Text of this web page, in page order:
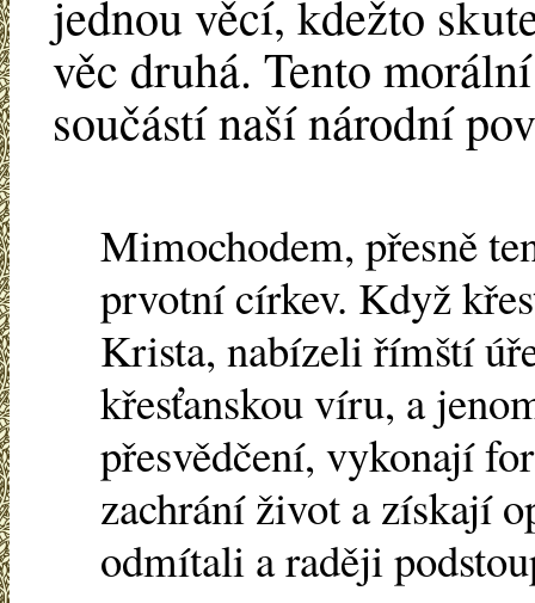
jednou věcí, kdežto
věc druhá. Tento
součástí naší národní
Mimochodem, přesně
prvotní církev. Když
Krista, nabízeli římští
křesťanskou víru, a
přesvědčení, vykonají
zachrání život a získají
odmítali a raději